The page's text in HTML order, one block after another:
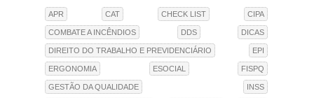
APR CAT CHECK LIST CIPA
COMBATE A INCÊNDIOS DDS DICAS
DIREITO DO TRABALHO E PREVIDENCIÁRIO EPI
ERGONOMIA ESOCIAL FISPQ
GESTÃO DA QUALIDADE INSS